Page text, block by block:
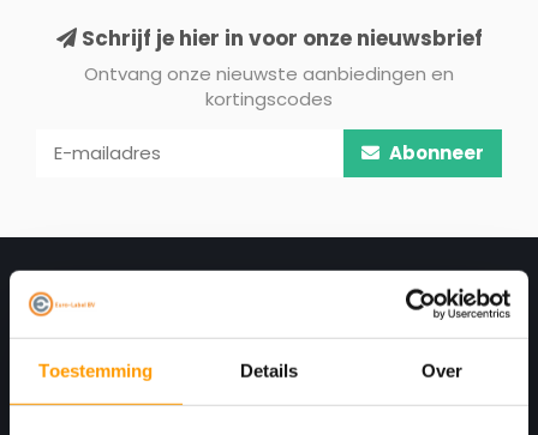
Toestemming Details Over
Schrijf je hier in voor onze nieuwsbrief
Ontvang onze nieuwste aanbiedingen en
kortingscodes
Abonneer